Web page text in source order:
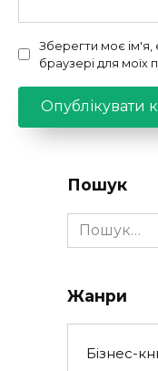
Зберегти моє ім'я,
браузері для моїх
Пошук
Search
for:
Жанри
Бізнес-